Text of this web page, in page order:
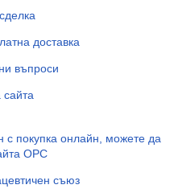
доставка
въпроси
сайта
с покупка онлайн, можете да
ОРС
съюз